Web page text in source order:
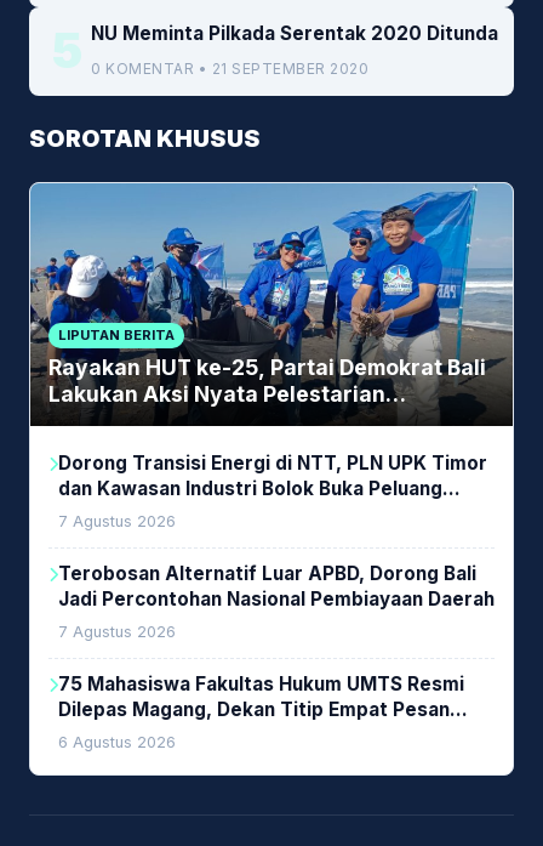
5 NU Meminta Pilkada Serentak 2020 Ditunda
0 KOMENTAR • 21 SEPTEMBER 2020
SOROTAN KHUSUS
LIPUTAN BERITA
Rayakan HUT ke-25, Partai Demokrat Bali
Lakukan Aksi Nyata Pelestarian
Lingkungan
Dorong Transisi Energi di NTT, PLN UPK Timor
dan Kawasan Industri Bolok Buka Peluang
Investasi Woodchip untuk Cofiring PLTU Bolok
7 Agustus 2026
Terobosan Alternatif Luar APBD, Dorong Bali
Jadi Percontohan Nasional Pembiayaan Daerah
7 Agustus 2026
75 Mahasiswa Fakultas Hukum UMTS Resmi
Dilepas Magang, Dekan Titip Empat Pesan
Penting
6 Agustus 2026